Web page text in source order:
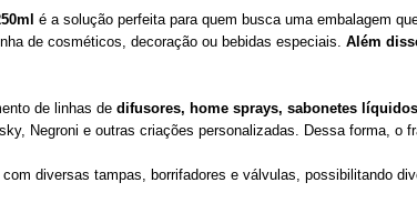
é a solução perfeita para quem busca uma embalagem
de cosméticos, decoração ou bebidas especiais. Além
de linhas de difusores, home sprays, sabonetes
Negroni e outras criações personalizadas. Dessa forma, o
diversas tampas, borrifadores e válvulas, possibilitando